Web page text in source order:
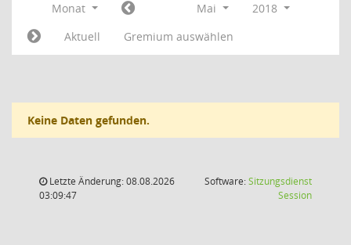
Monat Mai
2018
Aktuell
Gremium auswählen
Keine Daten gefunden.
Letzte Änderung: 08.08.2026
03:09:47
Software:Sitzungsdienst
Session(Wird in